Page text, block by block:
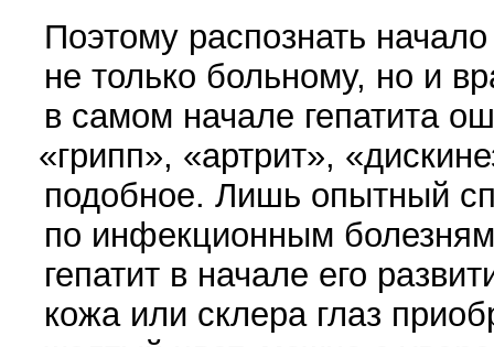
Поэтому распознать
не только больному, но и
в самом начале гепатита
«грипп», «артрит», «
подобное. Лишь опытный
по инфекционным
гепатит в начале его
кожа или склера глаз